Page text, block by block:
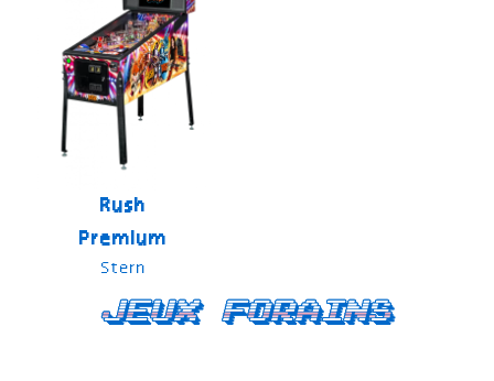
Rush
Premium
Stern
Jeux forains